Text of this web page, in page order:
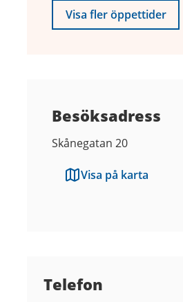
Visa fler öppettider
Besöksadress
Skånegatan 20
Visa på karta
Telefon